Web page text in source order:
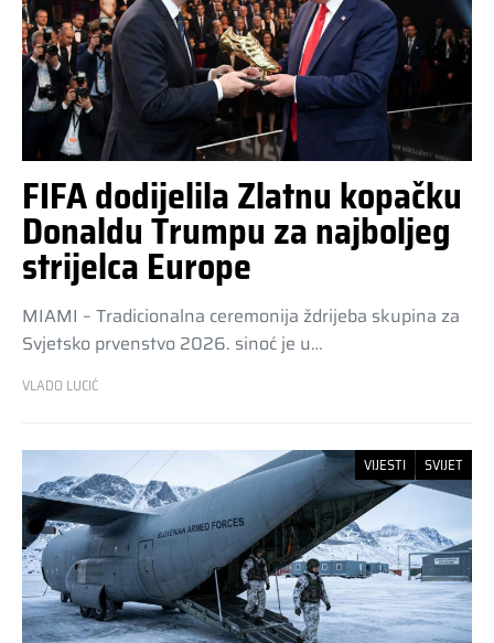
FIFA dodijelila Zlatnu kopačku
Donaldu Trumpu za najboljeg
strijelca Europe
MIAMI – Tradicionalna ceremonija ždrijeba skupina za
Svjetsko prvenstvo 2026. sinoć je u…
VLADO LUCIĆ
VIJESTI SVIJET